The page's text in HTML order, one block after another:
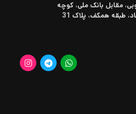
مقابل بانک ملی، کوچه
طبقه همکف، پلاک 31